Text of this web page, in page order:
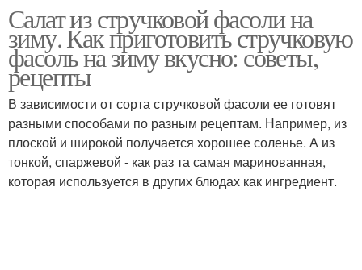
Салат из стручковой фасоли на
зиму. Как приготовить стручковую
фасоль на зиму вкусно: советы,
рецепты
В зависимости от сорта стручковой фасоли ее готовят
разными способами по разным рецептам. Например, из
плоской и широкой получается хорошее соленье. А из
тонкой, спаржевой - как раз та самая маринованная,
которая используется в других блюдах как ингредиент.